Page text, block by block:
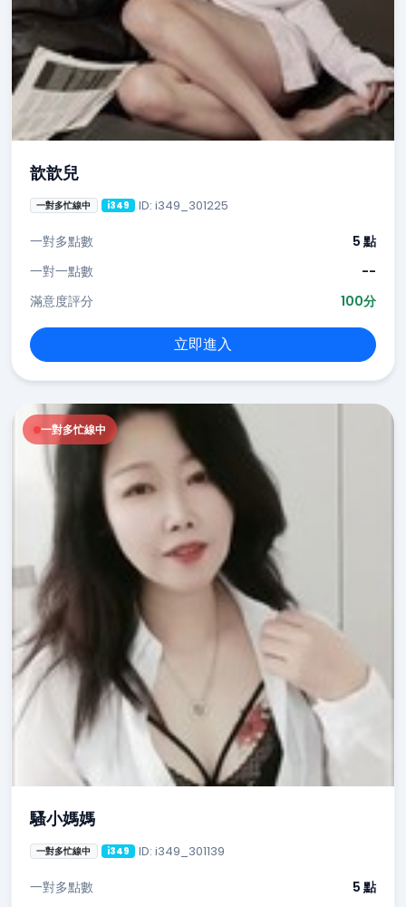
歆歆兒
一對多忙線中 i349 ID: i349_301225
一對多點數
5 點
一對一點數
--
滿意度評分
100分
立即進入
一對多忙線中
騷小媽媽
一對多忙線中 i349 ID: i349_301139
一對多點數 5 點